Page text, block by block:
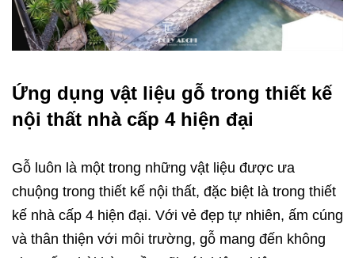
Ứng dụng vật liệu gỗ trong thiết kế
nội thất nhà cấp 4 hiện đại
Gỗ luôn là một trong những vật liệu được ưa
chuộng trong thiết kế nội thất, đặc biệt là trong thiết
kế nhà cấp 4 hiện đại. Với vẻ đẹp tự nhiên, ấm cúng
và thân thiện với môi trường, gỗ mang đến không